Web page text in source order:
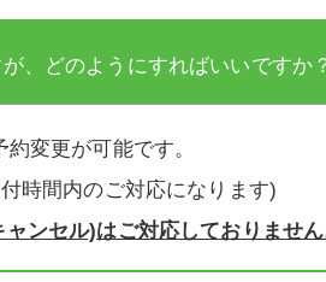
、どのようにすればいいですか
変更が可能です。
時間内のご対応になります)
ンセル)はご対応しておりません